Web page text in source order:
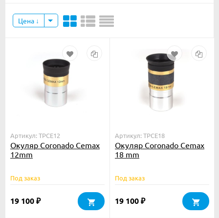
Цена
Артикул: TPCE12
Окуляр Coronado Cemax
12mm
Под заказ
19 100 ₽
Артикул: TPCE18
Окуляр Coronado Cemax
18 mm
Под заказ
19 100 ₽